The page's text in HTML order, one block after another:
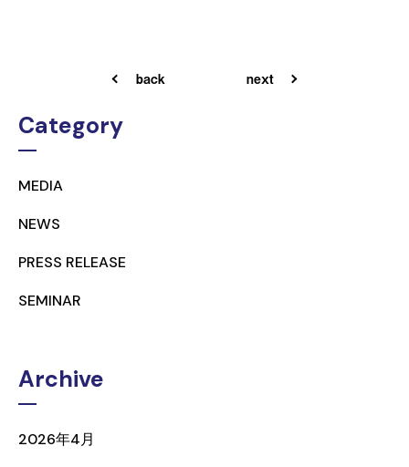
Category
MEDIA
NEWS
PRESS RELEASE
SEMINAR
Archive
2026年4月
back next